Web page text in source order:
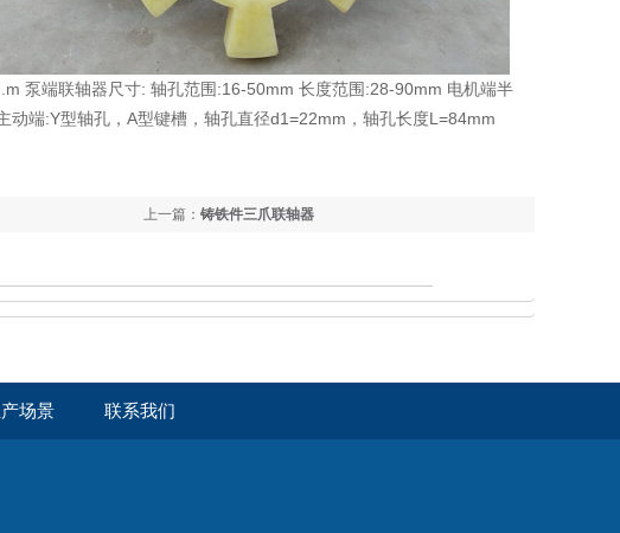
泵端联轴器尺寸: 轴孔范围:16-50mm 长度范围:28-90mm 电机端半
端:Y型轴孔，A型键槽，轴孔直径d1=22mm，轴孔长度L=84mm
上一篇： 铸铁件三爪联轴器
场景 联系我们